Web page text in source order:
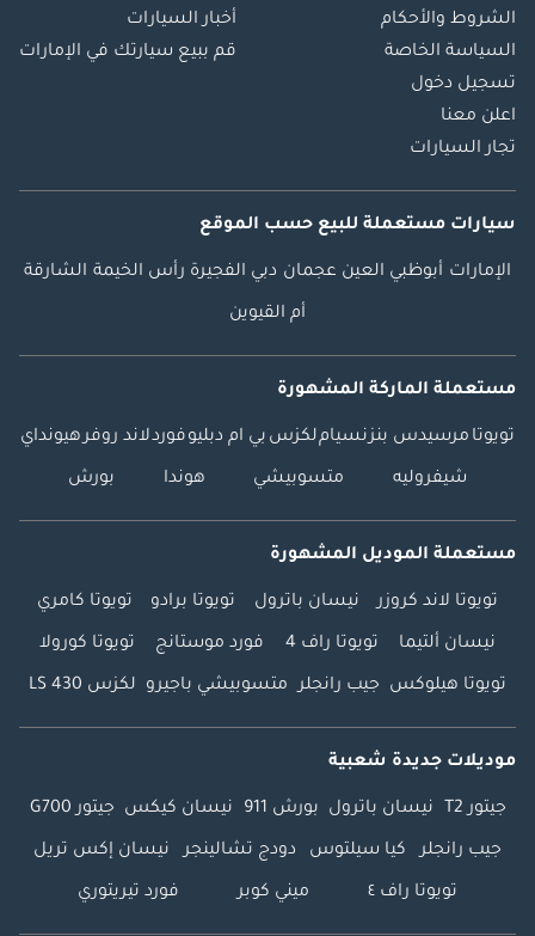
الشروط والأحكام
السياسة الخاصة
تسجيل دخول
اعلن معنا
تجار السيارات
أخبار السيارات
قم ببيع سيارتك في الإمارات
سيارات مستعملة للبيع حسب الموقع
الإمارات أبوظبي العين عجمان دبي الفجيرة رأس الخيمة الشارقة
أم القيوين
مستعملة الماركة المشهورة
تويوتا مرسيدس بنزنسياملكزس بي ام دبليوفوردلاند روفرهيونداي
شيفروليه متسوبيشي هوندا بورش
مستعملة الموديل المشهورة
تويوتا لاند كروزر نيسان باترول تويوتا برادو تويوتا كامري
نيسان ألتيما تويوتا راف 4 فورد موستانج تويوتا كورولا
تويوتا هيلوكس جيب رانجلر متسوبيشي باجيرو لكزس LS 430
موديلات جديدة شعبية
جيتور T2 نيسان باترول بورش 911 نيسان كيكس جيتور G700
جيب رانجلر كيا سيلتوس دودج تشالينجر نيسان إكس تريل
تويوتا راف ٤ ميني كوبر فورد تيريتوري